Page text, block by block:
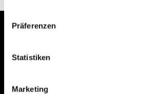
Präferenzen
Statistiken
Marketing